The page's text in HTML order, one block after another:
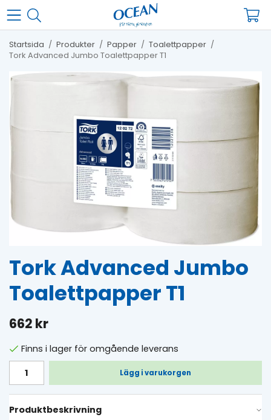
Startsida / Produkter / Papper / Toalettpapper /
Tork Advanced Jumbo Toalettpapper T1
Tork Advanced Jumbo
Toalettpapper T1
662 kr
Finns i lager för omgående leverans
Lägg i varukorgen
Produktbeskrivning